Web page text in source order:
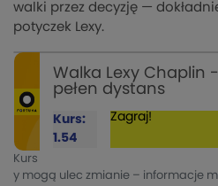
walki przez decyzję —
potyczek Lexy.
Walka Lexy Chaplin
pełen dystans
Kurs:
1.54
Zagraj!
Kurs
y mogą ulec zmianie – informacje